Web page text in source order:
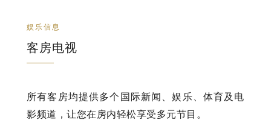
娱乐信息
客房电视
所有客房均提供多个国际新闻、娱乐、体育及电
影频道，让您在房内轻松享受多元节目。